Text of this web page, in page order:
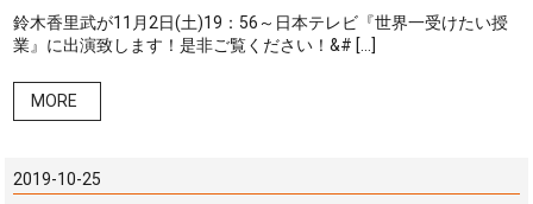
鈴木香里武が11月2日(土)19：56～日本テレビ『世界一受けたい授
業』に出演致します！是非ご覧ください！&# […]
MORE
2019-10-25